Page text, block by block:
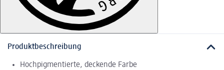
Produktbeschreibung
Hochpigmentierte, deckende Farbe